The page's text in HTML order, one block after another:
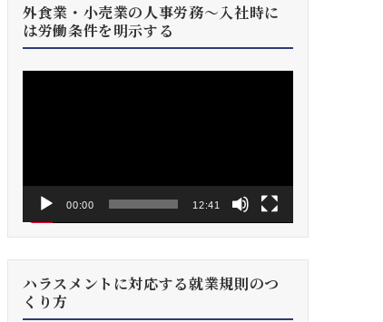
外食業・小売業の人事労務～入社時に
は労働条件を明示する
00:00 12:41
ハラスメントに対応する就業規則のつ
くり方